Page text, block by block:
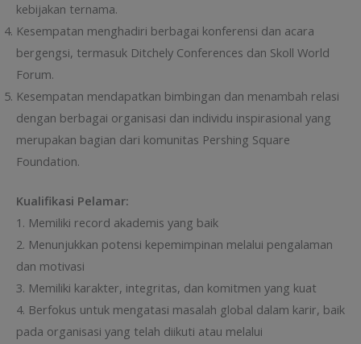
kebijakan ternama.
Kesempatan menghadiri berbagai konferensi dan acara
bergengsi, termasuk Ditchely Conferences dan Skoll World
Forum.
Kesempatan mendapatkan bimbingan dan menambah relasi
dengan berbagai organisasi dan individu inspirasional yang
merupakan bagian dari komunitas Pershing Square
Foundation.
Kualifikasi Pelamar:
1. Memiliki record akademis yang baik
2. Menunjukkan potensi kepemimpinan melalui pengalaman
dan motivasi
3. Memiliki karakter, integritas, dan komitmen yang kuat
4. Berfokus untuk mengatasi masalah global dalam karir, baik
pada organisasi yang telah diikuti atau melalui